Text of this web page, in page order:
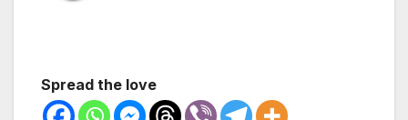
Spread the love